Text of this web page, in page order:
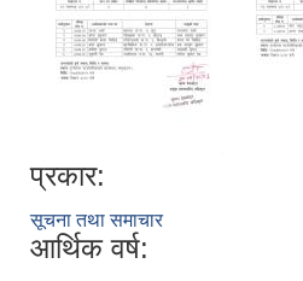
प्रकार:
सूचना तथा समाचार
आर्थिक वर्ष: